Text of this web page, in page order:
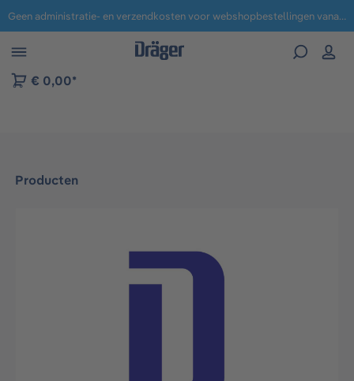
naar navigatie B2B-platform Geen administratie- en verzendkosten voor webshopbestellingen vanaf € 100,-.
€ 0,00*
Producten
Afbeeldingengalerij overslaan